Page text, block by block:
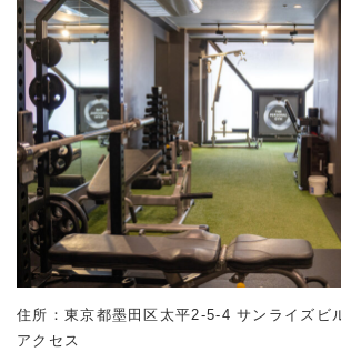
住所：東京都墨田区太平2-5-4 サンライズビ
アクセス